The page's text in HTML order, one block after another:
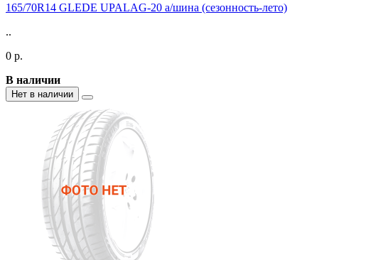
165/70R14 GLEDE UPALAG-20 а/шина (сезонность-лето)
..
0 р.
В наличии
Нет в наличии